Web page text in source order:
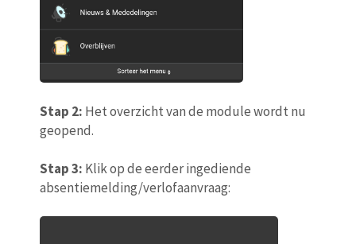
Stap 2: Het overzicht van de module wordt nu
geopend.
Stap 3: Klik op de eerder ingediende
absentiemelding/verlofaanvraag: